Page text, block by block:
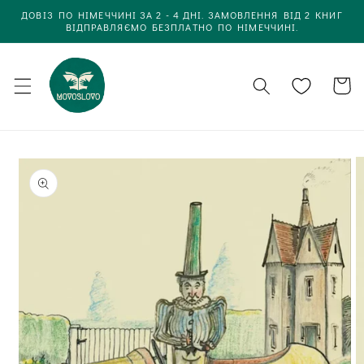
до
вмісту
ДОВІЗ ПО НІМЕЧЧИНІ ЗА 2 - 4 ДНІ. ЗАМОВЛЕННЯ ВІД 2 КНИГ
ВІДПРАВЛЯЄМО БЕЗПЛАТНО ПО НІМЕЧЧИНІ.
Кошик
Одразу до
інформації
про товар